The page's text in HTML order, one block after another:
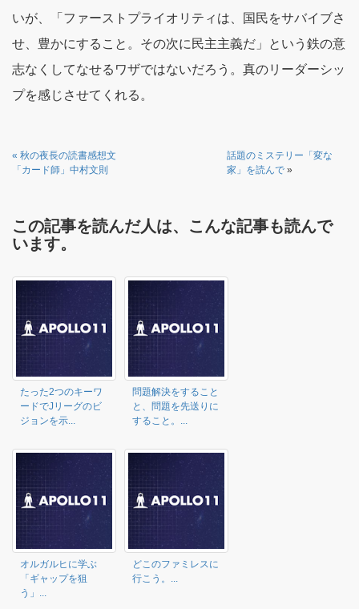
いが、「ファーストプライオリティは、国民をサバイブさ
せ、豊かにすること。その次に民主主義だ」という鉄の意
志なくしてなせるワザではないだろう。真のリーダーシッ
プを感じさせてくれる。
« 秋の夜長の読書感想文
「カード師」中村文則
話題のミステリー「変な
家」を読んで »
この記事を読んだ人は、こんな記事も読んで
います。
たった2つのキーワ
ードでJリーグのビ
ジョンを示...
問題解決をすること
と、問題を先送りに
すること。...
オルガルヒに学ぶ
「ギャップを狙
う」...
どこのファミレスに
行こう。...